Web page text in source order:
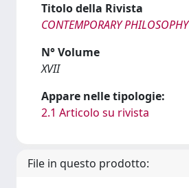
Titolo della Rivista
CONTEMPORARY PHILOSOPHY
N° Volume
XVII
Appare nelle tipologie:
2.1 Articolo su rivista
File in questo prodotto: